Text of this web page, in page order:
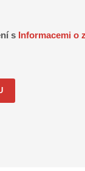
s Informacemi o